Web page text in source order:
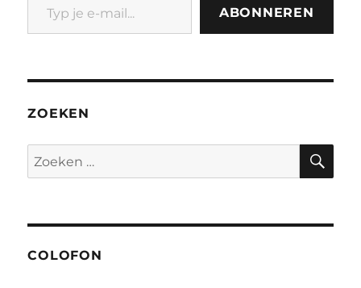
ABONNEREN
ZOEKEN
Zoeken
naar:
COLOFON